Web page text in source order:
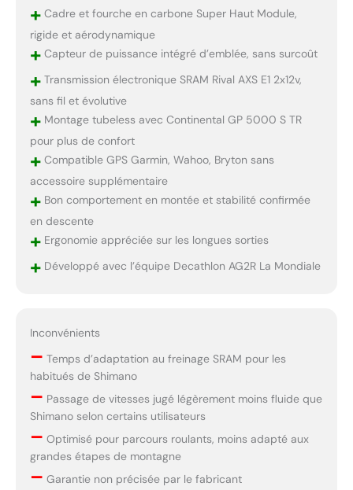
+Cadre et fourche en carbone Super Haut Module,
rigide et aérodynamique
+Capteur de puissance intégré d’emblée, sans surcoût
+Transmission électronique SRAM Rival AXS E1 2x12v,
sans fil et évolutive
+Montage tubeless avec Continental GP 5000 S TR
pour plus de confort
+Compatible GPS Garmin, Wahoo, Bryton sans
accessoire supplémentaire
+Bon comportement en montée et stabilité confirmée
en descente
+Ergonomie appréciée sur les longues sorties
+Développé avec l’équipe Decathlon AG2R La Mondiale
Inconvénients
– Temps d’adaptation au freinage SRAM pour les
habitués de Shimano
– Passage de vitesses jugé légèrement moins fluide que
Shimano selon certains utilisateurs
– Optimisé pour parcours roulants, moins adapté aux
grandes étapes de montagne
– Garantie non précisée par le fabricant